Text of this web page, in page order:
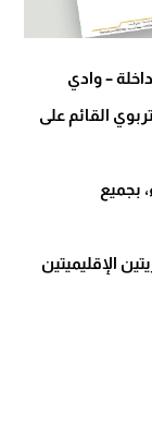
– وادي
القائم على
بجميع
الإقليميتين